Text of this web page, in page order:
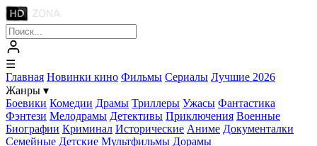
☰
Главная Новинки кино Фильмы Сериалы Лучшие 2026
Жанры ▾
Боевики Комедии Драмы Триллеры Ужасы Фантастика
Фэнтези Мелодрамы Детективы Приключения Военные
Биографии Криминал Исторические Аниме Документалки
Семейные Детские Мультфильмы Дорамы